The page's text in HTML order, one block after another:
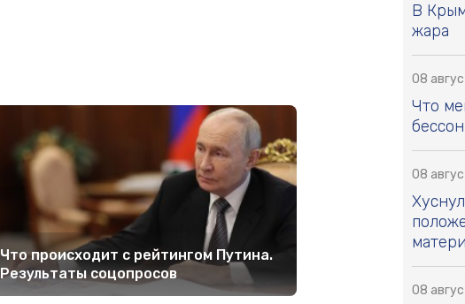
Что происходит с рейтингом Путина.
Результаты соцопросов
В
жара
08
Что
08
08